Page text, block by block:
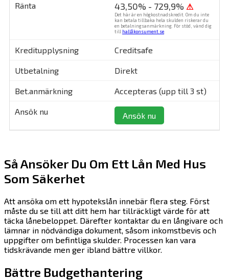
43,50% - 729,9% ⚠
Det här är en högkostnadskredit. Om du inte
kan betala tillbaka hela skulden riskerar du
en betalningsanmärkning. För stöd, vänd dig
till hallåkonsument.se
Creditsafe
Direkt
Accepteras (upp till 3 st)
Ansök nu
Så Ansöker Du Om Ett Lån Med Hus
Som Säkerhet
Att ansöka om ett hypotekslån innebär flera steg. Först
måste du se till att ditt hem har tillräckligt värde för att
täcka lånebeloppet. Därefter kontaktar du en långivare och
lämnar in nödvändiga dokument, såsom inkomstbevis och
uppgifter om befintliga skulder. Processen kan vara
tidskrävande men ger ibland bättre villkor.
Bättre Budgethantering